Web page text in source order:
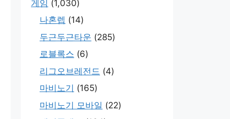
게임 (1,030)
나혼렙 (14)
두근두근타운 (285)
로블록스 (6)
리그오브레전드 (4)
마비노기 (165)
마비노기 모바일 (22)